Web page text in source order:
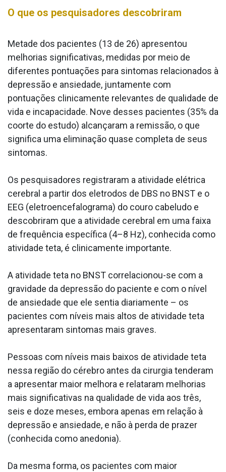
O que os pesquisadores descobriram
Metade dos pacientes (13 de 26) apresentou
melhorias significativas, medidas por meio de
diferentes pontuações para sintomas relacionados à
depressão e ansiedade, juntamente com
pontuações clinicamente relevantes de qualidade de
vida e incapacidade. Nove desses pacientes (35% da
coorte do estudo) alcançaram a remissão, o que
significa uma eliminação quase completa de seus
sintomas.
Os pesquisadores registraram a atividade elétrica
cerebral a partir dos eletrodos de DBS no BNST e o
EEG (eletroencefalograma) do couro cabeludo e
descobriram que a atividade cerebral em uma faixa
de frequência específica (4–8 Hz), conhecida como
atividade teta, é clinicamente importante.
A atividade teta no BNST correlacionou-se com a
gravidade da depressão do paciente e com o nível
de ansiedade que ele sentia diariamente – os
pacientes com níveis mais altos de atividade teta
apresentaram sintomas mais graves.
Pessoas com níveis mais baixos de atividade teta
nessa região do cérebro antes da cirurgia tenderam
a apresentar maior melhora e relataram melhorias
mais significativas na qualidade de vida aos três,
seis e doze meses, embora apenas em relação à
depressão e ansiedade, e não à perda de prazer
(conhecida como anedonia).
Da mesma forma, os pacientes com maior